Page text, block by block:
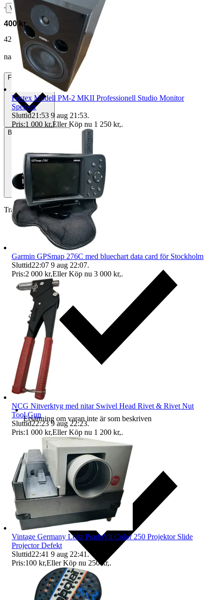
∙ Visa bud
400 kr
422 kr med köparskydd.
Läs mer
naanss vann auktionen
Frakt Från 95 kr
Betalning
Traderas köparskydd
Ersättning om varan inte är som beskriven
Fostex Modell PM-2 MKII Professionell Studio Monitor
Speaker
Sluttid21:53 9 aug 21:53.
Pris:1 000 kr,Eller Köp nu 1 250 kr,.
Garmin GPSmap 276C med bluechart data card för Stockholm
Sluttid22:07 9 aug 22:07.
Pris:2 000 kr,Eller Köp nu 3 000 kr,.
NCG Nitverktyg med nitar Swivel Head Rivet & Rivet Nut
Tool Gun
Sluttid22:23 9 aug 22:23.
Pris:1 000 kr,Eller Köp nu 1 200 kr,.
Vintage Germany Leitz PradoVit Color 250 Projektor Slide
Projector Defekt
Sluttid22:41 9 aug 22:41.
Pris:100 kr,Eller Köp nu 250 kr,.